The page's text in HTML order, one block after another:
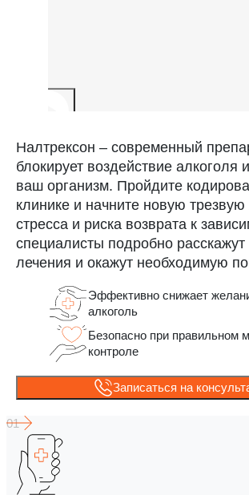
Налтрексон – современный
блокирует воздействие алкоголя
ваш организм. Пройдите
клинике и начните новую трезвую
стресса и риска возврата к
специалисты подробно расскажут
лечения и окажут необходимую
Эффективно снижает
алкоголь
Безопасно при правильном
контроле
Записаться на